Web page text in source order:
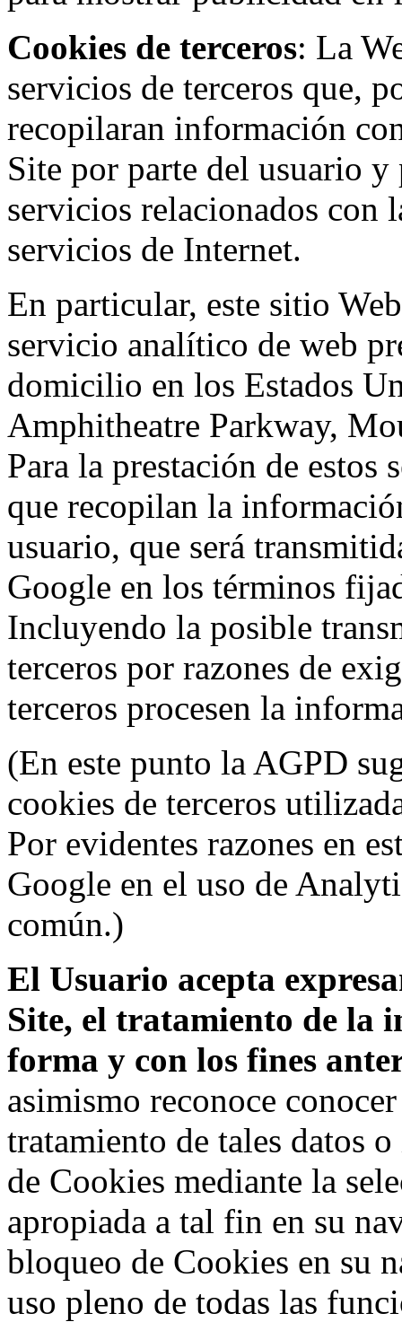
Cookies de terceros: La
servicios de terceros que,
recopilaran información
Site por parte del usuario
servicios relacionados con
servicios de Internet.
En particular, este sitio
servicio analítico de web
domicilio en los Estados
Amphitheatre Parkway,
Para la prestación de
que recopilan la
usuario, que será
Google en los términos
Incluyendo la posible
terceros por razones de
terceros procesen la
(En este punto la AGPD
cookies de terceros
Por evidentes razones en
Google en el uso de
común.)
El Usuario acepta
Site, el tratamiento de la
forma y con los fines
asimismo reconoce
tratamiento de tales datos
de Cookies mediante la
apropiada a tal fin en su
bloqueo de Cookies en su
uso pleno de todas las